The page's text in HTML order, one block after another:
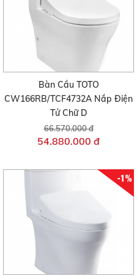
Bàn Cầu TOTO
CW166RB/TCF4732A Nắp Điện
Tử Chữ D
66.570.000 đ
54.880.000 đ
-1%